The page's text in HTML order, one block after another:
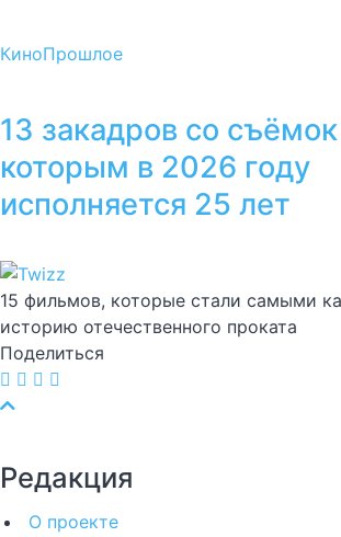
КиноПрошлое
13 закадров со
которым в 2026 году
исполняется 25 лет
15 фильмов, которые стали самыми
историю отечественного проката
Поделиться
Редакция
О проекте